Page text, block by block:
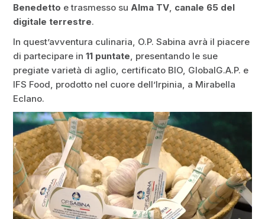
Benedetto e trasmesso suAlma TV, canale 65 del
digitale terrestre.
In quest’avventura culinaria, O.P. Sabina avrà il piacere
di partecipare in11 puntate, presentando le sue
pregiate varietà di aglio, certificato BIO, GlobalG.A.P. e
IFS Food, prodotto nel cuore dell’Irpinia, a Mirabella
Eclano.